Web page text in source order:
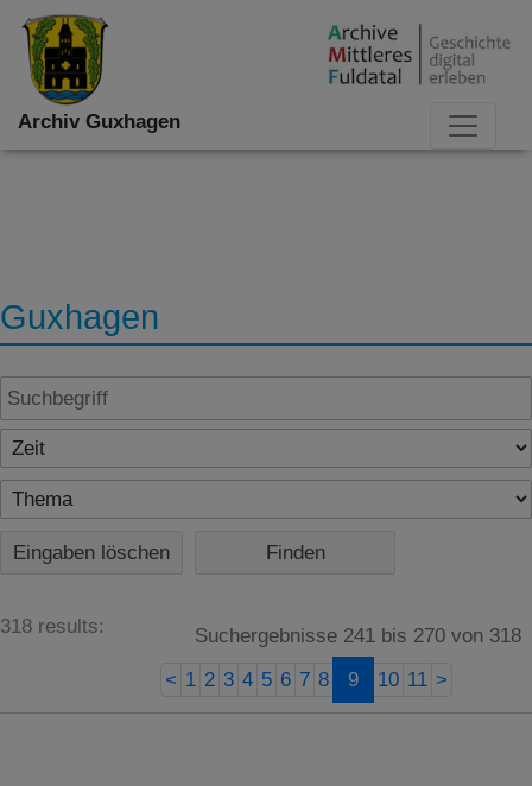
Archiv Guxhagen
Guxhagen
Eingaben löschen
318 results:
Suchergebnisse 241 bis 270 von 318
< 1 2 3 4 5 6 7 8 9 10 11 >